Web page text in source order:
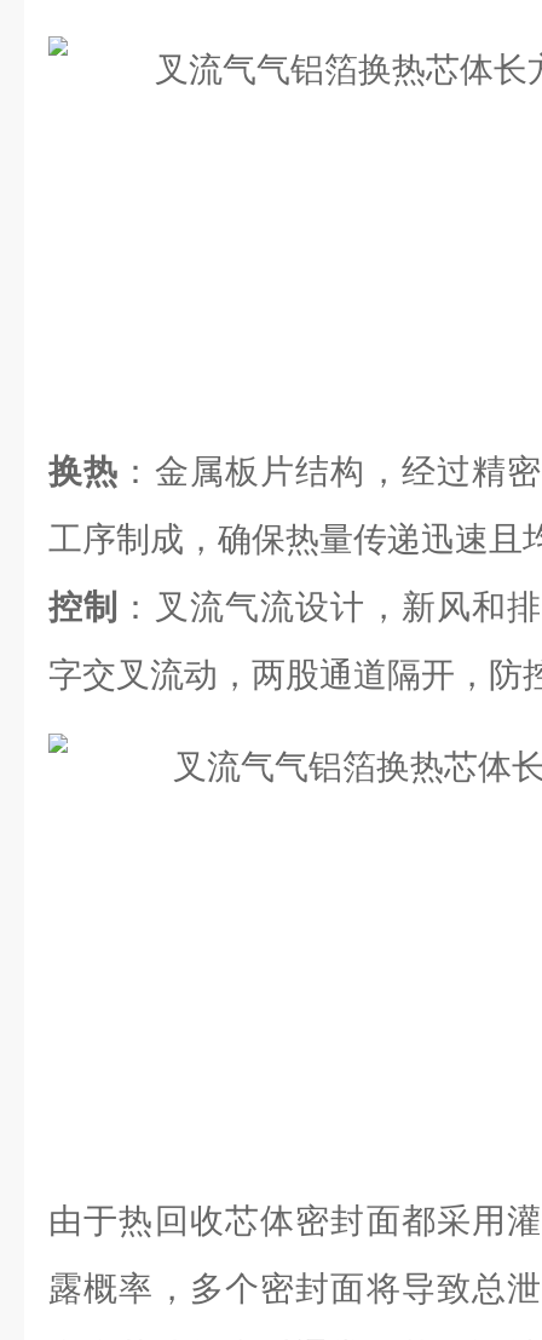
换热 ：金属板片结构，经过精
工序制成，确保热量传递迅速且
控制
：叉流气流设计，新风和
字交叉流动，两股通道隔开，防
由于热回收芯体密封面都采用
露概率，多个密封面将导致总